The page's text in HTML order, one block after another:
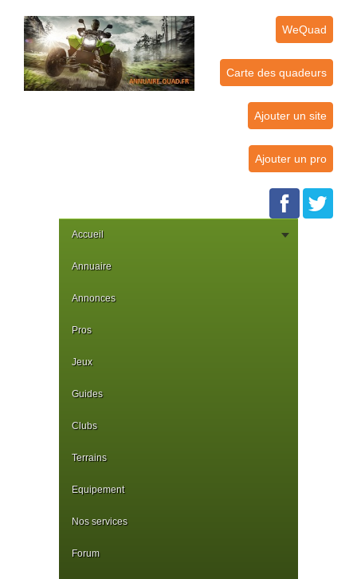
WeQuad
Carte des quadeurs
Ajouter un site
Ajouter un pro
Accueil
Annuaire
Annonces
Pros
Jeux
Guides
Clubs
Terrains
Equipement
Nos services
Forum